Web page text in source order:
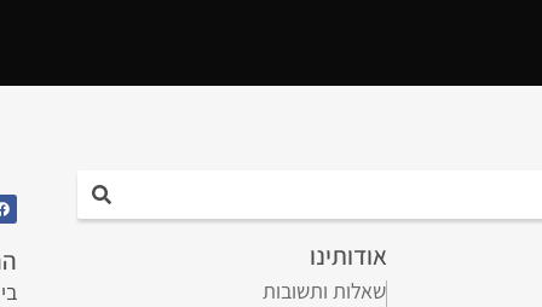
אודותינו
שאלות ותשובות